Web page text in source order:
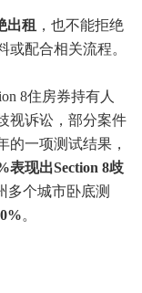
出租 ，也不能拒绝
配合相关流程。
8住房券持有人
视诉讼，部分案件
的一项测试结果，
表现出Section 8歧
多个城市卧底测
。